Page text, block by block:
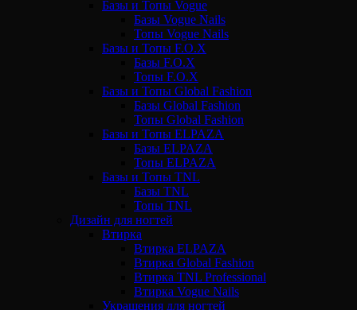
Базы и Топы Vogue
Базы Vogue Nails
Топы Vogue Nails
Базы и Топы F.O.X
Базы F.O.X
Топы F.O.X
Базы и Топы Global Fashion
Базы Global Fashion
Топы Global Fashion
Базы и Топы ELPAZA
Базы ELPAZA
Топы ELPAZA
Базы и Топы TNL
Базы TNL
Топы TNL
Дизайн для ногтей
Втирка
Втирка ELPAZA
Втирка Global Fashion
Втирка TNL Professional
Втирка Vogue Nails
Украшения для ногтей